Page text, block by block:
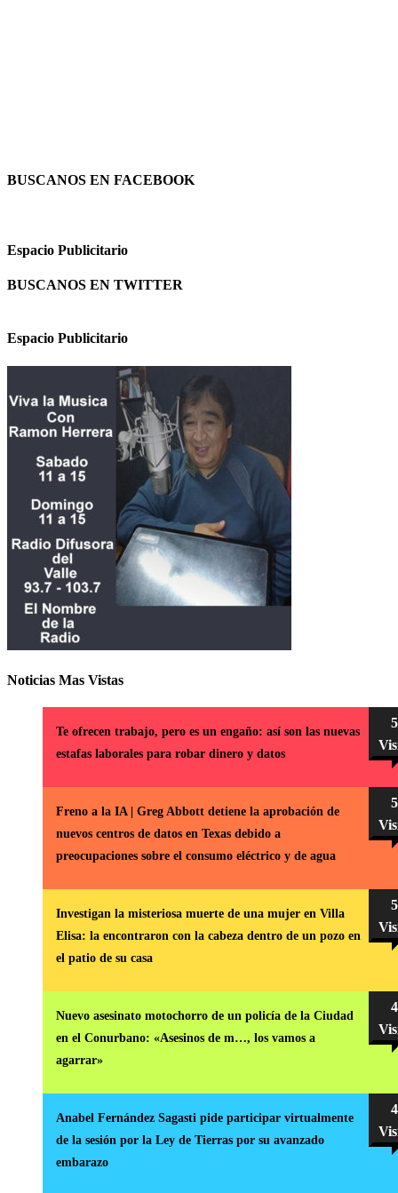
BUSCANOS EN FACEBOOK
Espacio Publicitario
BUSCANOS EN TWITTER
Espacio Publicitario
Noticias Mas Vistas
Te ofrecen trabajo, pero es un engaño: así son las nuevas
estafas laborales para robar dinero y datos
Freno a la IA | Greg Abbott detiene la aprobación de
nuevos centros de datos en Texas debido a
preocupaciones sobre el consumo eléctrico y de agua
Investigan la misteriosa muerte de una mujer en Villa
Elisa: la encontraron con la cabeza dentro de un pozo en
el patio de su casa
Nuevo asesinato motochorro de un policía de la Ciudad
en el Conurbano: «Asesinos de m…, los vamos a
agarrar»
Anabel Fernández Sagasti pide participar virtualmente
de la sesión por la Ley de Tierras por su avanzado
embarazo